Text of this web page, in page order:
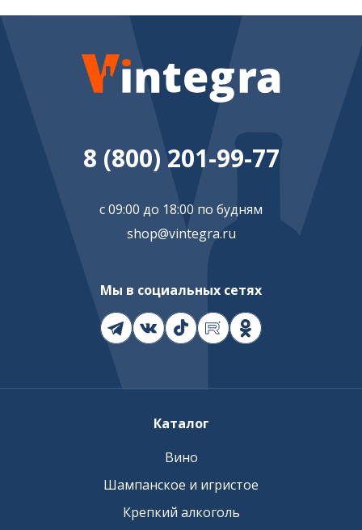
8 (800) 201-99-77
с 09:00 до 18:00 по будням
shop@vintegra.ru
Мы в социальных сетях
Каталог
Вино
Шампанское и игристое
Крепкий алкоголь